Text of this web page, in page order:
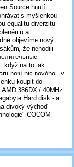
Source hnutí
s myšlenkou
equalitu diverzitu
a
objevíme nový
že nehodili
když na to tak
není nic nového - v
koupit do
386DX / 40MHz
Hard disk - a
divoký východ"
COCOM -